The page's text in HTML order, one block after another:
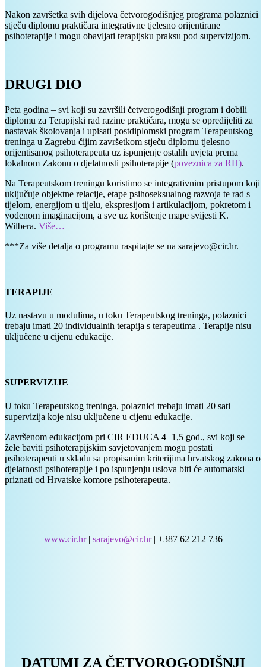
Nakon završetka svih dijelova četvorogodišnjeg programa polaznici
stječu diplomu praktičara integrativne tjelesno orijentirane
psihoterapije i mogu obavljati terapijsku praksu pod supervizijom.
DRUGI DIO
Peta godina – svi koji su završili četverogodišnji program i dobili
diplomu za Terapijski rad razine praktičara, mogu se opredijeliti za
nastavak školovanja i upisati postdiplomski program Terapeutskog
treninga u Zagrebu čijim završetkom stječu diplomu tjelesno
orijentisanog psihoterapeuta uz ispunjenje ostalih uvjeta prema
lokalnom Zakonu o djelatnosti psihoterapije (poveznica za RH).
Na Terapeutskom treningu koristimo se integrativnim pristupom koji
uključuje objektne relacije, etape psihoseksualnog razvoja te rad s
tijelom, energijom u tijelu, ekspresijom i artikulacijom, pokretom i
vođenom imaginacijom, a sve uz korištenje mape svijesti K.
Wilbera. Više…
***Za više detalja o programu raspitajte se na sarajevo@cir.hr.
TERAPIJE
Uz nastavu u modulima, u toku Terapeutskog treninga, polaznici
trebaju imati 20 individualnih terapija s terapeutima . Terapije nisu
uključene u cijenu edukacije.
SUPERVIZIJE
U toku Terapeutskog treninga, polaznici trebaju imati 20 sati
supervizija koje nisu uključene u cijenu edukacije.
Završenom edukacijom pri CIR EDUCA 4+1,5 god., svi koji se
žele baviti psihoterapijskim savjetovanjem mogu postati
psihoterapeuti u skladu sa propisanim kriterijima hrvatskog zakona o
djelatnosti psihoterapije i po ispunjenju uslova biti će automatski
priznati od Hrvatske komore psihoterapeuta.
www.cir.hr| sarajevo@cir.hr| +387 62 212 736
DATUMI ZA ČETVOROGODIŠNJI